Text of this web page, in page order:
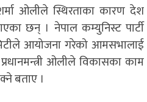
शर्मा ओलीले स्थिरताका कारण देश
छन् । नेपाल कम्युनिस्ट पार्टी
आयोजना गरेको आमसभालाई
ओलीले विकासका काम
बताए ।